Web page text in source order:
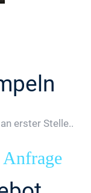
erster Stelle..